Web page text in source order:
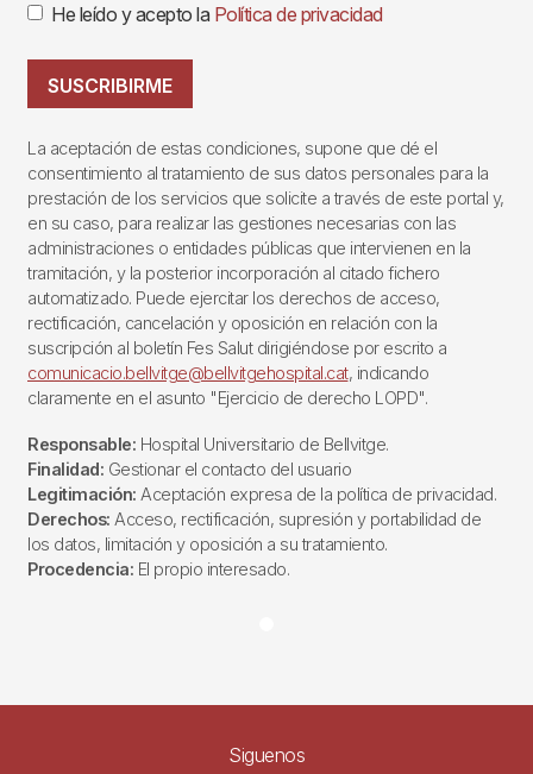
He leído y acepto la Política de privacidad
SUSCRIBIRME
La aceptación de estas condiciones, supone que dé el
consentimiento al tratamiento de sus datos personales para la
prestación de los servicios que solicite a través de este portal y,
en su caso, para realizar las gestiones necesarias con las
administraciones o entidades públicas que intervienen en la
tramitación, y la posterior incorporación al citado fichero
automatizado. Puede ejercitar los derechos de acceso,
rectificación, cancelación y oposición en relación con la
suscripción al boletín Fes Salut dirigiéndose por escrito a
comunicacio.bellvitge@bellvitgehospital.cat, indicando
claramente en el asunto "Ejercicio de derecho LOPD".
Responsable: Hospital Universitario de Bellvitge.
Finalidad: Gestionar el contacto del usuario
Legitimación: Aceptación expresa de la política de privacidad.
Derechos: Acceso, rectificación, supresión y portabilidad de
los datos, limitación y oposición a su tratamiento.
Procedencia: El propio interesado.
Siguenos